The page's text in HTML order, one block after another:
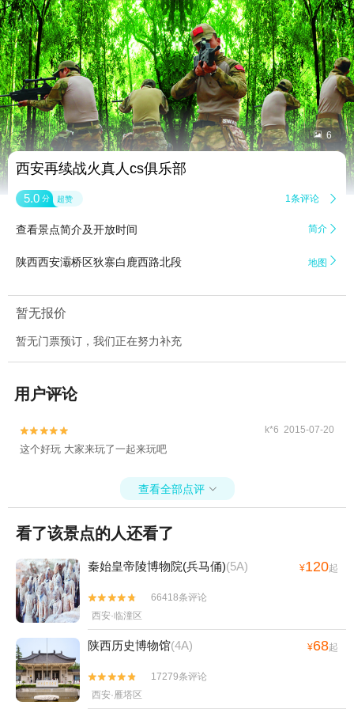
 6
西安再续战火真人cs俱乐部
5.0 分 超赞 1条评论 
查看景点简介及开放时间 简介 
陕西西安灞桥区狄寨白鹿西路北段 地图 
暂无报价
暂无门票预订，我们正在努力补充
用户评论

 k*6 2015-07-20
这个好玩 大家来玩了一起来玩吧
查看全部点评 
看了该景点的人还看了
秦始皇帝陵博物院(兵马俑)(5A) ¥120起


66418条评论
西安·临潼区
陕西历史博物馆(4A) ¥68起


17279条评论
西安·雁塔区
